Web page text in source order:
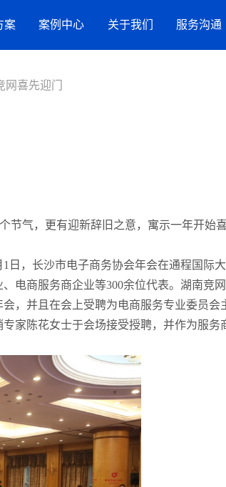
案
小红书营销服务
招商加盟
生活服务
她经济
案例中心
服务案例
关于我们 服务沟通
喜先迎门
节气，更有迎新辞旧之意，寓示一年开始
日，长沙市电子商务协会年会在通程国际
电商服务商企业等300余位代表。湖南竞
，并且在会上受聘为电商服务专业委员会
家陈花女士于会场接受授聘，并作为服务